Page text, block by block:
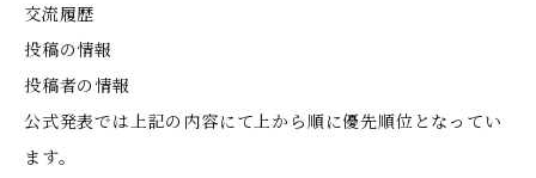
交流履歴
投稿の情報
投稿者の情報
公式発表では上記の内容にて上から順に優先順位となってい
ます。